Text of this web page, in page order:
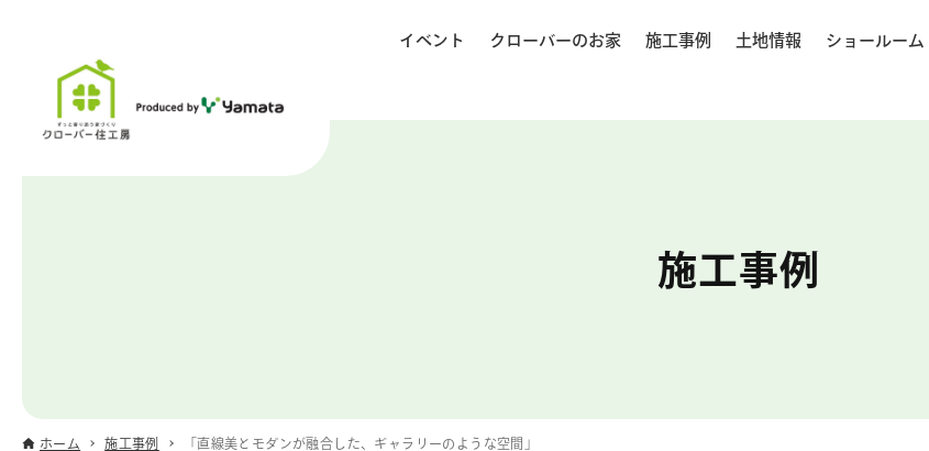
イベント クローバーのお家 施工事例 土地情報 ショールーム
施工事例
ホーム 施工事例 「直線美とモダンが融合した、ギャラリーのような空間」